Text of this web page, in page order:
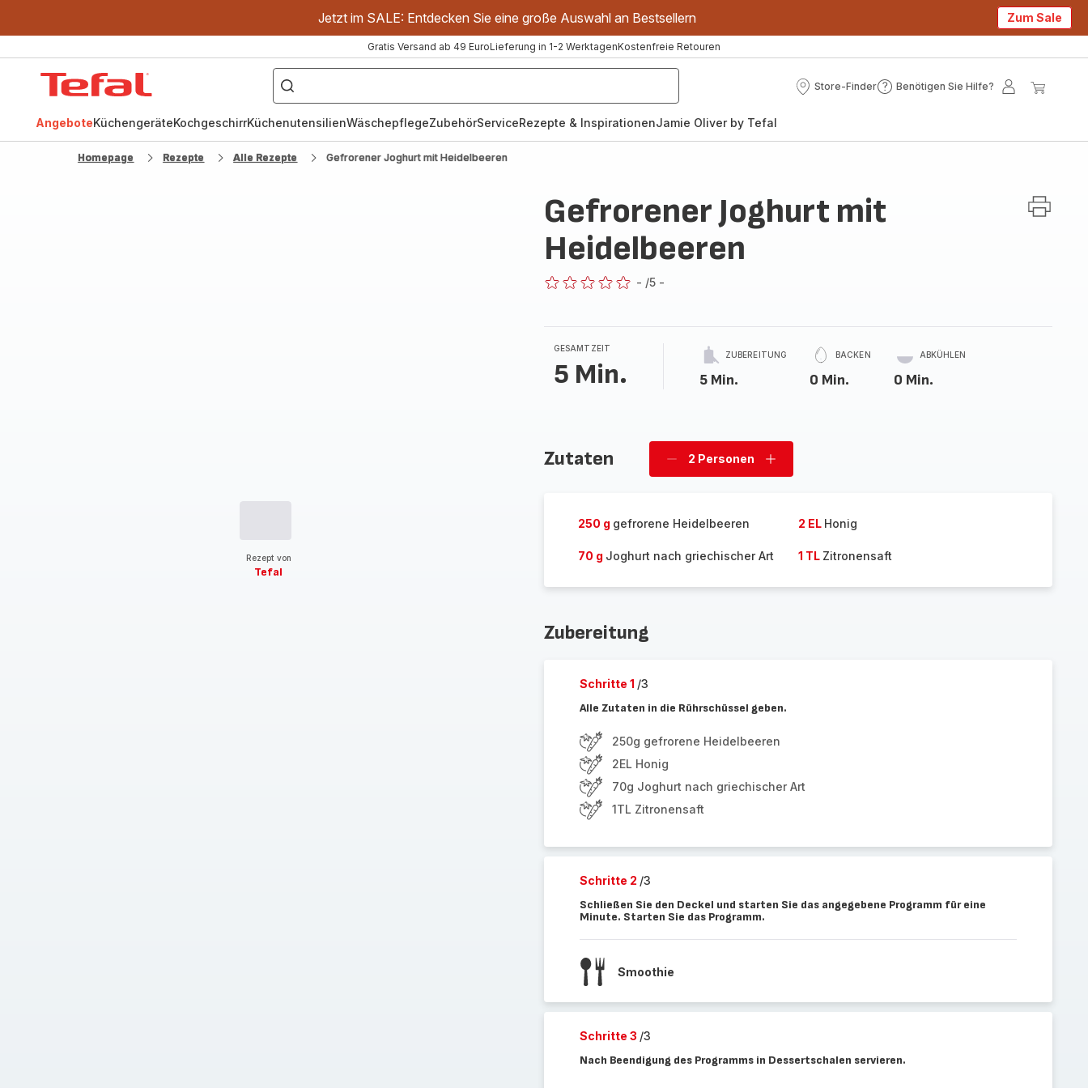
Jetzt im SALE: Entdecken Sie eine große Auswahl an Bestsellern Zum Sale
Gratis Versand ab 49 EuroLieferung in 1-2 WerktagenKostenfreie Retouren
["OptiGrill","Easy
Fry","Pfanne"]
Store-Finder
Store-
Benötigen Sie Hilfe?
Benötigen
Mein
AngeboteKüchengeräteKochgeschirrKüchenutensilienWäschepflegeZubehörServiceRezepte & InspirationenJamie Oliver by Tefal
Homepage Rezepte Alle Rezepte Gefrorener Joghurt mit Heidelbeeren
Rezept von
Tefal
Gefrorener Joghurt mit
Heidelbeeren
- /5 -
GESAMTZEIT
5 Min.
ZUBEREITUNG
5 Min.
BACKEN
0 Min.
ABKÜHLEN
0 Min.
Zutaten
Personen
2 Personen
Personen
250 g gefrorene Heidelbeeren 2 EL Honig
70 g Joghurt nach griechischer Art 1 TL Zitronensaft
Zubereitung
Schritte 1 /3
Alle Zutaten in die Rührschüssel geben.
250g gefrorene Heidelbeeren
2EL Honig
70g Joghurt nach griechischer Art
1TL Zitronensaft
Schritte 2 /3
Schließen Sie den Deckel und starten Sie das angegebene Programm für eine
Minute. Starten Sie das Programm.
Smoothie
Schritte 3 /3
Nach Beendigung des Programms in Dessertschalen servieren.